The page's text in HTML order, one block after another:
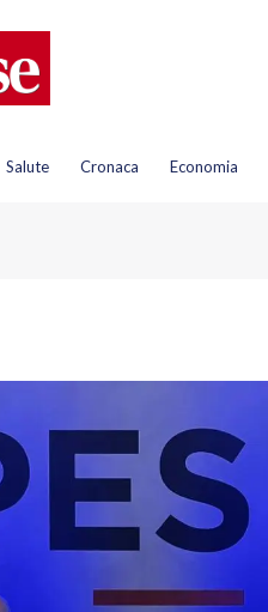
Salute Cronaca Economia